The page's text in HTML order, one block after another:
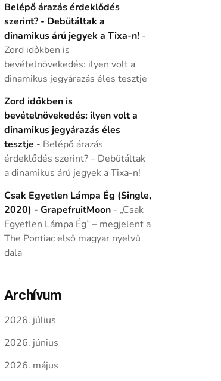
Belépő árazás érdeklődés
szerint? - Debütáltak a
dinamikus árú jegyek a Tixa-n! -
Zord időkben is
bevételnövekedés: ilyen volt a
dinamikus jegyárazás éles tesztje
Zord időkben is
bevételnövekedés: ilyen volt a
dinamikus jegyárazás éles
tesztje - Belépő árazás
érdeklődés szerint? – Debütáltak
a dinamikus árú jegyek a Tixa-n!
Csak Egyetlen Lámpa Ég (Single,
2020) - GrapefruitMoon- „Csak
Egyetlen Lámpa Ég” – megjelent a
The Pontiac első magyar nyelvű
dala
Archívum
2026. július
2026. június
2026. május